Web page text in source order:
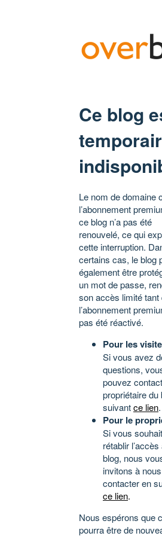
Ce blog
Le nom de domaine
l’abonnement
ce blog n’a pas été
renouvelé, ce qui
cette interruption.
certains cas, le blog
également être
un mot de passe,
son accès limité tant
l’abonnement
pas été réactivé.
Pour les
Si vous avez
questions,
pouvez
propriétaire du
suivantce lien.
Pour le
Si vous
rétablir
blog, nous
invitons à nous
contacter en
ce lien.
Nous espérons que
pourra être de